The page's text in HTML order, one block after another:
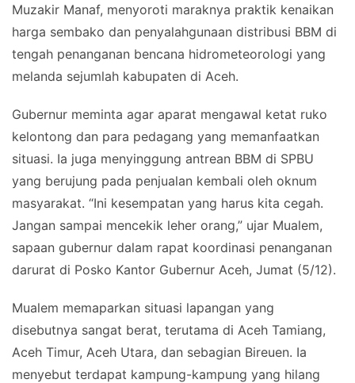
Muzakir Manaf, menyoroti maraknya praktik kenaikan
harga sembako dan penyalahgunaan distribusi BBM di
tengah penanganan bencana hidrometeorologi yang
melanda sejumlah kabupaten di Aceh.
Gubernur meminta agar aparat mengawal ketat ruko
kelontong dan para pedagang yang memanfaatkan
situasi. Ia juga menyinggung antrean BBM di SPBU
yang berujung pada penjualan kembali oleh oknum
masyarakat. “Ini kesempatan yang harus kita cegah.
Jangan sampai mencekik leher orang,” ujar Mualem,
sapaan gubernur dalam rapat koordinasi penanganan
darurat di Posko Kantor Gubernur Aceh, Jumat (5/12).
Mualem memaparkan situasi lapangan yang
disebutnya sangat berat, terutama di Aceh Tamiang,
Aceh Timur, Aceh Utara, dan sebagian Bireuen. Ia
menyebut terdapat kampung-kampung yang hilang